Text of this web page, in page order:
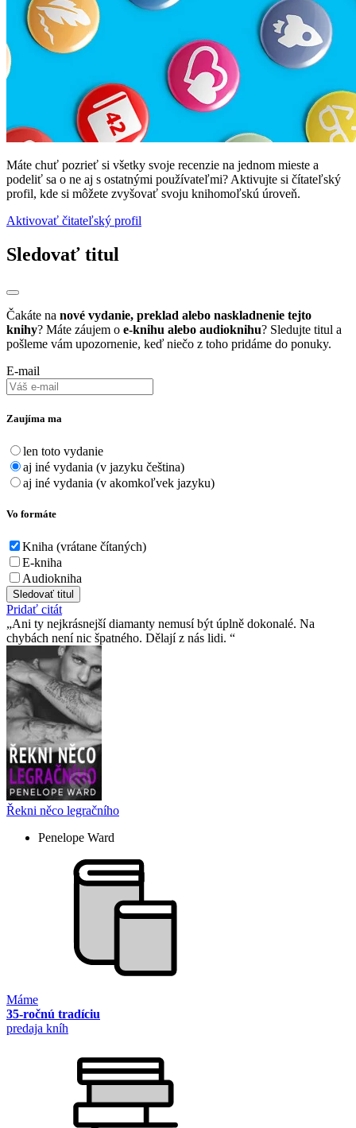
Máte chuť pozrieť si všetky svoje recenzie na jednom mieste a
podeliť sa o ne aj s ostatnými používateľmi? Aktivujte si čítateľský
profil, kde si môžete zvyšovať svoju knihomoľskú úroveň.
Aktivovať čitateľský profil
Sledovať titul
Čakáte na nové vydanie, preklad alebo naskladnenie tejto
knihy? Máte záujem o e-knihu alebo audioknihu? Sledujte titul a
pošleme vám upozornenie, keď niečo z toho pridáme do ponuky.
E-mail
Zaujíma ma
len toto vydanie
aj iné vydania (v jazyku čeština)
aj iné vydania (v akomkoľvek jazyku)
Vo formáte
Kniha (vrátane čítaných)
E-kniha
Audiokniha
Sledovať titul
Pridať citát
Ani ty nejkrásnejší diamanty nemusí být úplně dokonalé. Na
chybách není nic špatného. Dělají z nás lidi.
Řekni něco legračního
Penelope Ward
Máme
35-ročnú tradíciu
predaja kníh